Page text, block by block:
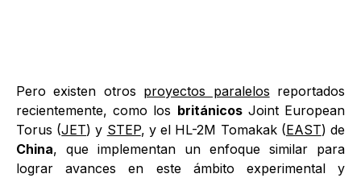
Pero existen otros proyectos paralelos reportados
recientemente, como los británicosJoint European
Torus (JET) y STEP, y el HL-2M Tomakak (EAST) de
China, que implementan un enfoque similar para
lograr avances en este ámbito experimental y